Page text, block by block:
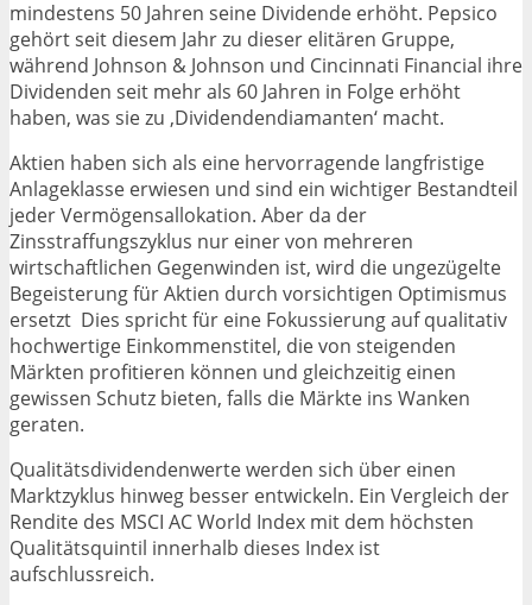
mindestens 50 Jahren seine Dividende erhöht. Pepsico
gehört seit diesem Jahr zu dieser elitären Gruppe,
während Johnson & Johnson und Cincinnati Financial ihre
Dividenden seit mehr als 60 Jahren in Folge erhöht
haben, was sie zu ‚Dividendendiamanten‘ macht.
Aktien haben sich als eine hervorragende langfristige
Anlageklasse erwiesen und sind ein wichtiger Bestandteil
jeder Vermögensallokation. Aber da der
Zinsstraffungszyklus nur einer von mehreren
wirtschaftlichen Gegenwinden ist, wird die ungezügelte
Begeisterung für Aktien durch vorsichtigen Optimismus
ersetzt Dies spricht für eine Fokussierung auf qualitativ
hochwertige Einkommenstitel, die von steigenden
Märkten profitieren können und gleichzeitig einen
gewissen Schutz bieten, falls die Märkte ins Wanken
geraten.
Qualitätsdividendenwerte werden sich über einen
Marktzyklus hinweg besser entwickeln. Ein Vergleich der
Rendite des MSCI AC World Index mit dem höchsten
Qualitätsquintil innerhalb dieses Index ist
aufschlussreich.